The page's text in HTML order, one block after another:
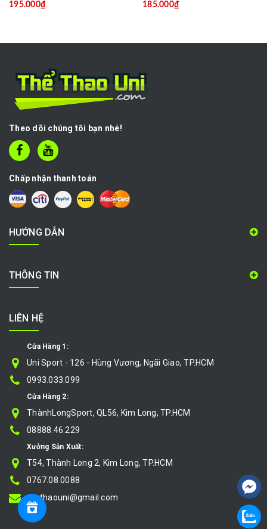
195.000₫ 185.000₫
Theo dõi chúng tôi bạn nhé!
Chấp nhận thanh toán
HƯỚNG DẪN
THÔNG TIN
LIÊN HỆ
Cửa Hàng 1:
Uni Sport - 126 - Hùng Vương, Ngãi Giao, TP.HCM
0993.033.099
Cửa Hàng 2:
ThànhLongSport, QL56, Kim Long, TP.HCM
08888.46.229
Xưởng Sản Xuất:
T54, Thành Long 2, Kim Long, TP.HCM
0767.08.0088
thethaouni@gmail.com